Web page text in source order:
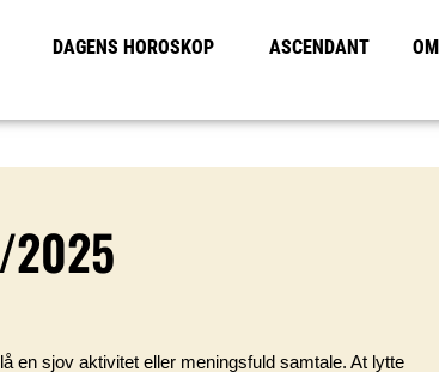
DAGENS HOROSKOP ASCENDANT OM
2025
en sjov aktivitet eller meningsfuld samtale. At lytte